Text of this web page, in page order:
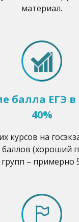
материал.
балла ЕГЭ в
40%
курсов на
(хороший
– примерно